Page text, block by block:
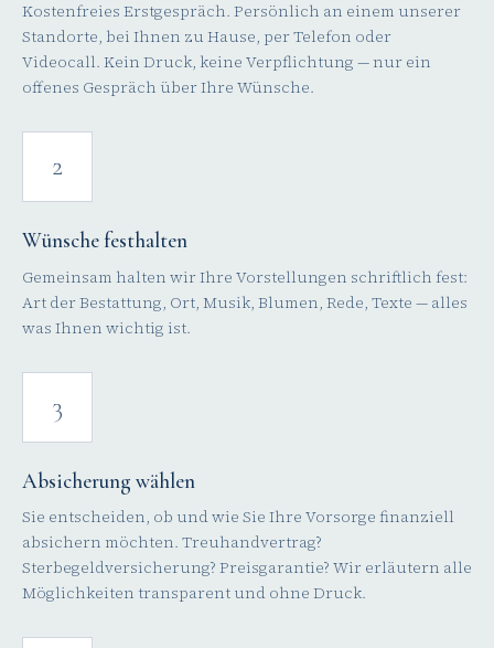
Kostenfreies Erstgespräch. Persönlich an einem unserer
Standorte, bei Ihnen zu Hause, per Telefon oder
Videocall. Kein Druck, keine Verpflichtung — nur ein
offenes Gespräch über Ihre Wünsche.
2
Wünsche festhalten
Gemeinsam halten wir Ihre Vorstellungen schriftlich fest:
Art der Bestattung, Ort, Musik, Blumen, Rede, Texte — alles
was Ihnen wichtig ist.
3
Absicherung wählen
Sie entscheiden, ob und wie Sie Ihre Vorsorge finanziell
absichern möchten. Treuhandvertrag?
Sterbegeldversicherung? Preisgarantie? Wir erläutern alle
Möglichkeiten transparent und ohne Druck.